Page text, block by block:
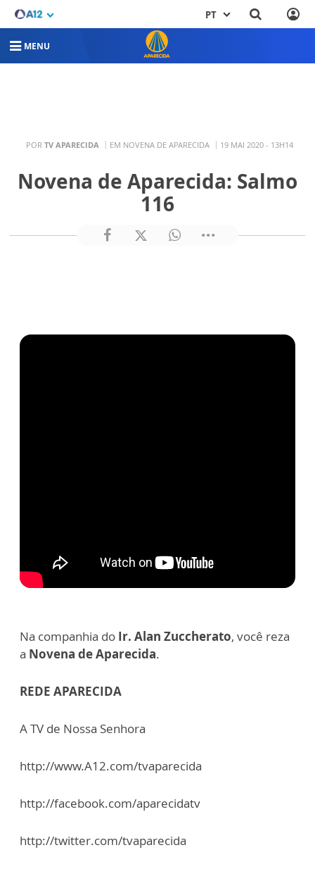
PT
MENU
POR TV APARECIDA EM NOVENA DE APARECIDA 19 MAI 2020 - 13H14
Novena de Aparecida: Salmo
116
Na companhia do Ir. Alan Zuccherato, você reza
a Novena de Aparecida.
REDE APARECIDA
A TV de Nossa Senhora
http://www.A12.com/tvaparecida
http://facebook.com/aparecidatv
http://twitter.com/tvaparecida